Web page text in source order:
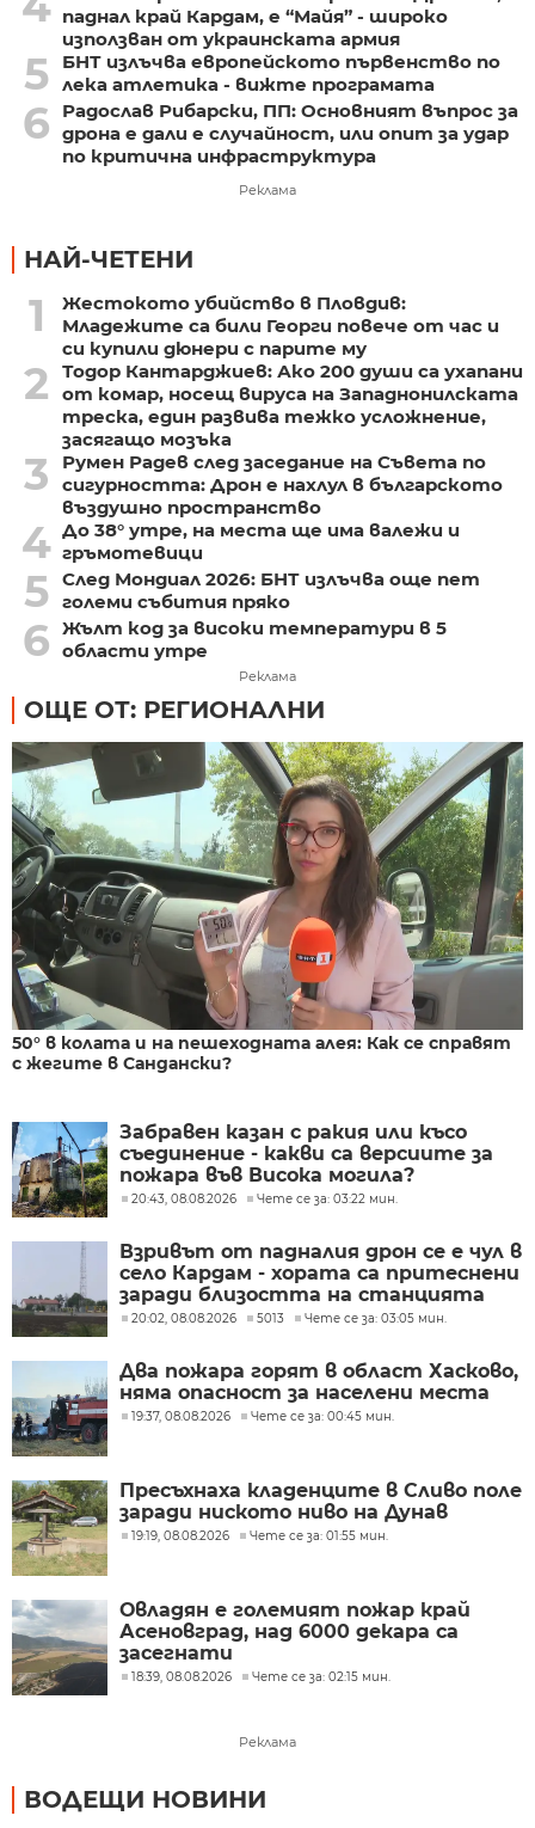
паднал край Кардам, е “Майя” - широко
използван от украинската армия
5
БНТ излъчва европейското първенство по
лека атлетика - вижте програмата
6
Радослав Рибарски, ПП: Основният въпрос за
дрона е дали е случайност, или опит за удар
по критична инфраструктура
Реклама
НАЙ-ЧЕТЕНИ
1
Жестокото убийство в Пловдив:
Младежите са били Георги повече от час и
си купили дюнери с парите му
2
Тодор Кантарджиев: Ако 200 души са ухапани
от комар, носещ вируса на Западнонилската
треска, един развива тежко усложнение,
засягащо мозъка
3
Румен Радев след заседание на Съвета по
сигурността: Дрон е нахлул в българското
въздушно пространство
4 До 38° утре, на места ще има валежи и
гръмотевици
5 След Мондиал 2026: БНТ излъчва още пет
големи събития пряко
6 Жълт код за високи температури в 5
области утре
Реклама
ОЩЕ ОТ: РЕГИОНАЛНИ
50° в колата и на пешеходната алея: Как се справят
с жегите в Сандански?
Забравен казан с ракия или късо
съединение - какви са версиите за
пожара във Висока могила?
20:43, 08.08.2026 Чете се за: 03:22 мин.
Взривът от падналия дрон се е чул в
село Кардам - хората са притеснени
заради близостта на станцията
20:02, 08.08.2026 5013 Чете се за: 03:05 мин.
Два пожара горят в област Хасково,
няма опасност за населени места
19:37, 08.08.2026 Чете се за: 00:45 мин.
Пресъхнаха кладенците в Сливо поле
заради ниското ниво на Дунав
19:19, 08.08.2026 Чете се за: 01:55 мин.
Овладян е големият пожар край
Асеновград, над 6000 декара са
засегнати
18:39, 08.08.2026 Чете се за: 02:15 мин.
Реклама
ВОДЕЩИ НОВИНИ